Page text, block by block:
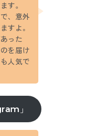
す。
、意外
すよ。
った
を届け
人気で
」